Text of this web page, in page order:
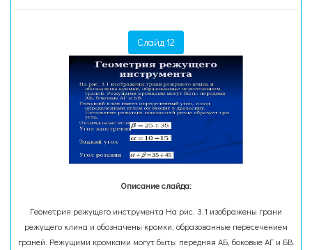
Слайд 12
Описание слайда:
Геометрия режущего инструмента На рис. 3.1 изображены грани
режущего клина и обозначены кромки, образованные пересечением
граней. Режущими кромками могут быть: передняя АБ, боковые АГ и БВ.